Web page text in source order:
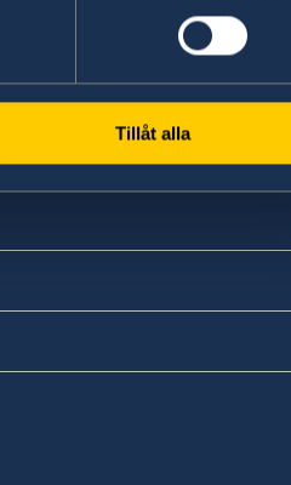
Tillåt alla